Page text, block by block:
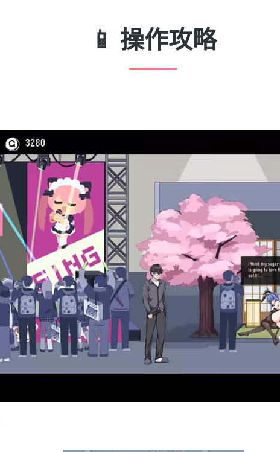
📱 操作攻略